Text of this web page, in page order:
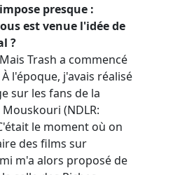
presque :
est venue l'idée de
?
Trash a commencé
l'époque, j'avais réalisé
sur les fans de la
(NDLR:
le moment où on
des films sur
m'a alors proposé de